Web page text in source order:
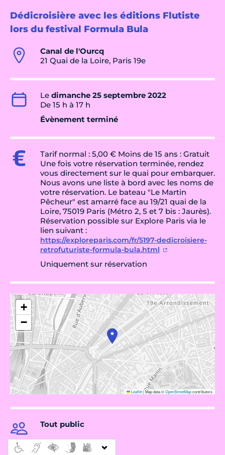
Dédicroisière avec les éditions Flutiste
lors du festival Formula Bula
Canal de l'Ourcq
21 Quai de la Loire, Paris 19e
Le dimanche 25 septembre 2022
De 15 h à 17 h
Évènement terminé
Tarif normal : 5,00 € Moins de 15 ans : Gratuit
Une fois votre réservation terminée, rendez
vous directement sur le quai pour embarquer.
Nous avons une liste à bord avec les noms de
votre réservation. Le bateau "Le Martin
Pêcheur" est amarré face au 19/21 quai de la
Loire, 75019 Paris (Métro 2, 5 et 7 bis : Jaurès).
Réservation possible sur Explore Paris via le
lien suivant :
https://exploreparis.com/fr/5197-dedicroisiere-
retrofuturiste-formula-bula.html
Uniquement sur réservation
+
−
Leaflet|Map data ©OpenStreetMapcontributors
Tout public